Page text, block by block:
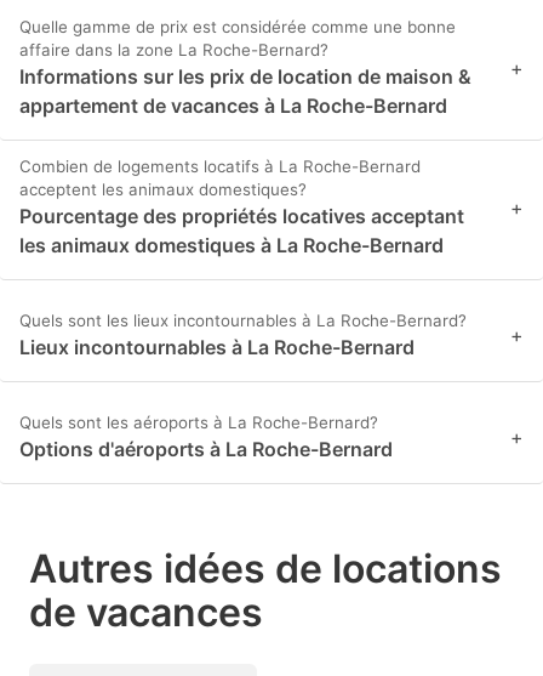
Quelle gamme de prix est considérée comme une bonne
affaire dans la zone La Roche-Bernard?
Informations sur les prix de location de maison &
appartement de vacances à La Roche-Bernard
+
Combien de logements locatifs à La Roche-Bernard
acceptent les animaux domestiques?
Pourcentage des propriétés locatives acceptant
les animaux domestiques à La Roche-Bernard
+
Quels sont les lieux incontournables à La Roche-Bernard?
Lieux incontournables à La Roche-Bernard +
Quels sont les aéroports à La Roche-Bernard?
Options d'aéroports à La Roche-Bernard +
Autres idées de locations
de vacances